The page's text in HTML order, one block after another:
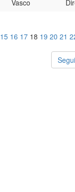
Vasco
15 16 17 18 19 20 21